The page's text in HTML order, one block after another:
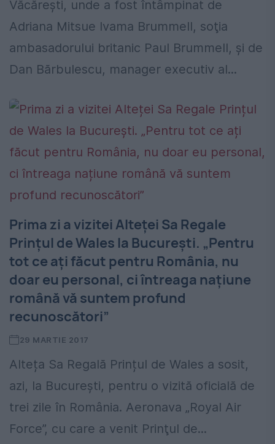
Văcăreşti, unde a fost întâmpinat de
Adriana Mitsue Ivama Brummell, soţia
ambasadorului britanic Paul Brummell, şi de
Dan Bărbulescu, manager executiv al...
Prima zi a vizitei Alteței Sa Regale
Prințul de Wales la Bucureşti. „Pentru
tot ce ați făcut pentru România, nu
doar eu personal, ci întreaga națiune
română vă suntem profund
recunoscători”
29 MARTIE 2017
Alteța Sa Regală Prințul de Wales a sosit,
azi, la Bucureşti, pentru o vizită oficială de
trei zile în România. Aeronava „Royal Air
Force”, cu care a venit Prinţul de...